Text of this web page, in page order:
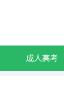
成人高考